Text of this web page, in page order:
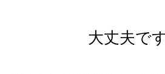
大丈夫です